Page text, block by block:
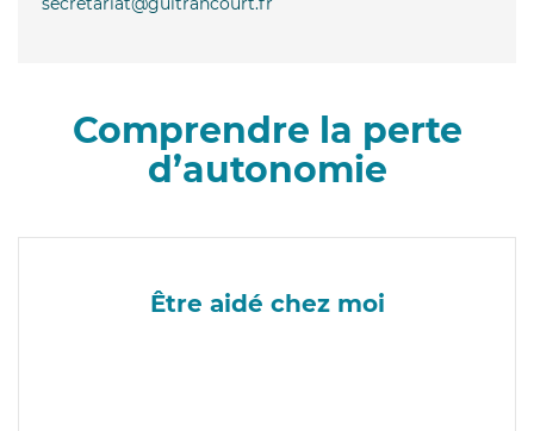
Comprendre la perte
d’autonomie
Être aidé chez moi